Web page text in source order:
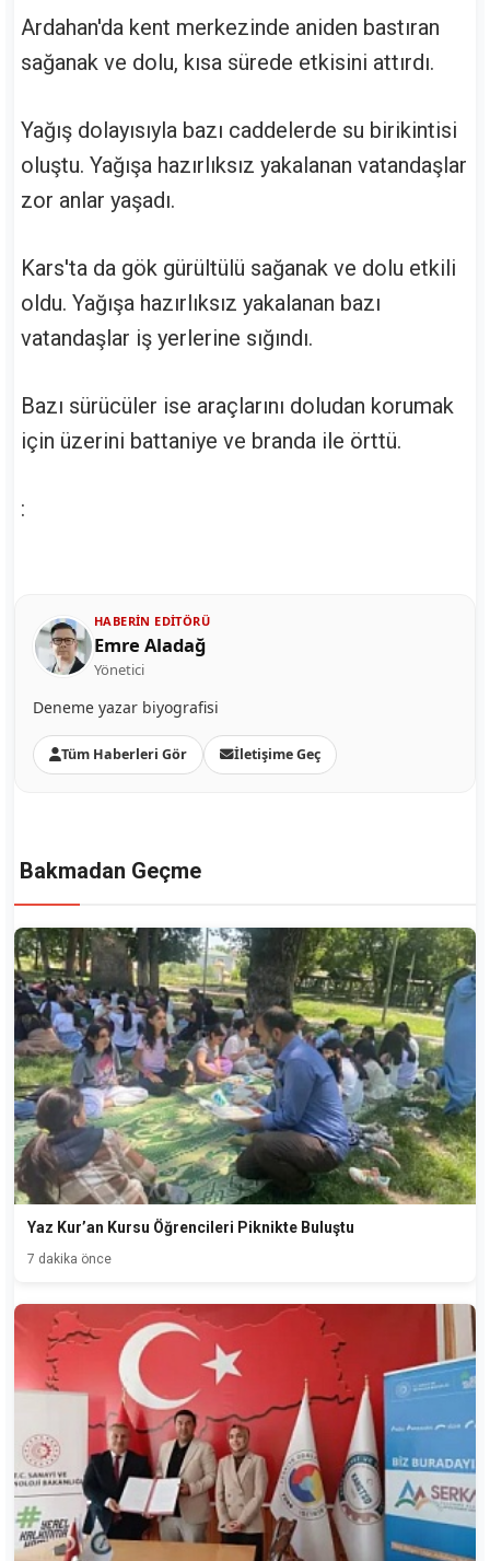
Ardahan'da kent merkezinde aniden bastıran
sağanak ve dolu, kısa sürede etkisini attırdı.
Yağış dolayısıyla bazı caddelerde su birikintisi
oluştu. Yağışa hazırlıksız yakalanan vatandaşlar
zor anlar yaşadı.
Kars'ta da gök gürültülü sağanak ve dolu etkili
oldu. Yağışa hazırlıksız yakalanan bazı
vatandaşlar iş yerlerine sığındı.
Bazı sürücüler ise araçlarını doludan korumak
için üzerini battaniye ve branda ile örttü.
:
HABERIN EDITÖRÜ
Emre Aladağ
Yönetici
Deneme yazar biyografisi
Tüm Haberleri Gör İletişime Geç
Bakmadan Geçme
Yaz Kur’an Kursu Öğrencileri Piknikte Buluştu
7 dakika önce